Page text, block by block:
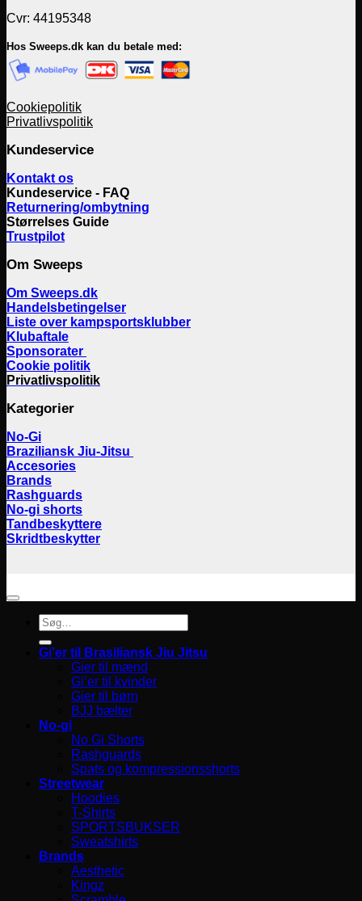
Cvr: 44195348
Hos Sweeps.dk kan du betale med:
Cookiepolitik
Privatlivspolitik
Kundeservice
Kontakt os
Kundeservice - FAQ
Returnering/ombytning
Størrelses Guide
Trustpilot
Om Sweeps
Om Sweeps.dk
Handelsbetingelser
Liste over kampsportsklubber
Klubaftale
Sponsorater
Cookie politik
Privatlivspolitik
Kategorier
No-Gi
Braziliansk Jiu-Jitsu
Accesories
Brands
Rashguards
No-gi shorts
Tandbeskyttere
Skridtbeskytter
Søg
efter:
Gi’er til Brasiliansk Jiu Jitsu
Gier til mænd
Gi’er til kvinder
Gier til børn
BJJ bælter
No-gi
No Gi Shorts
Rashguards
Spats og kompressionsshorts
Streetwear
Hoodies
T-Shirts
SPORTSBUKSER
Sweatshirts
Brands
Aesthetic
Kingz